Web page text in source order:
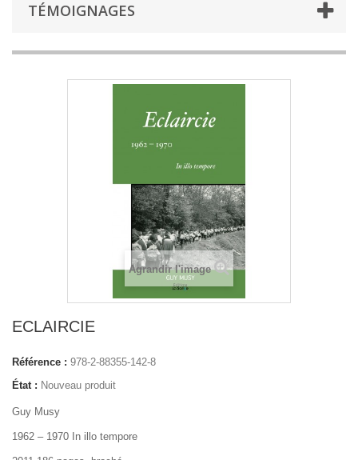
TÉMOIGNAGES
Agrandir l'image
ECLAIRCIE
Référence : 978-2-88355-142-8
État : Nouveau produit
Guy Musy
1962 – 1970 In illo tempore